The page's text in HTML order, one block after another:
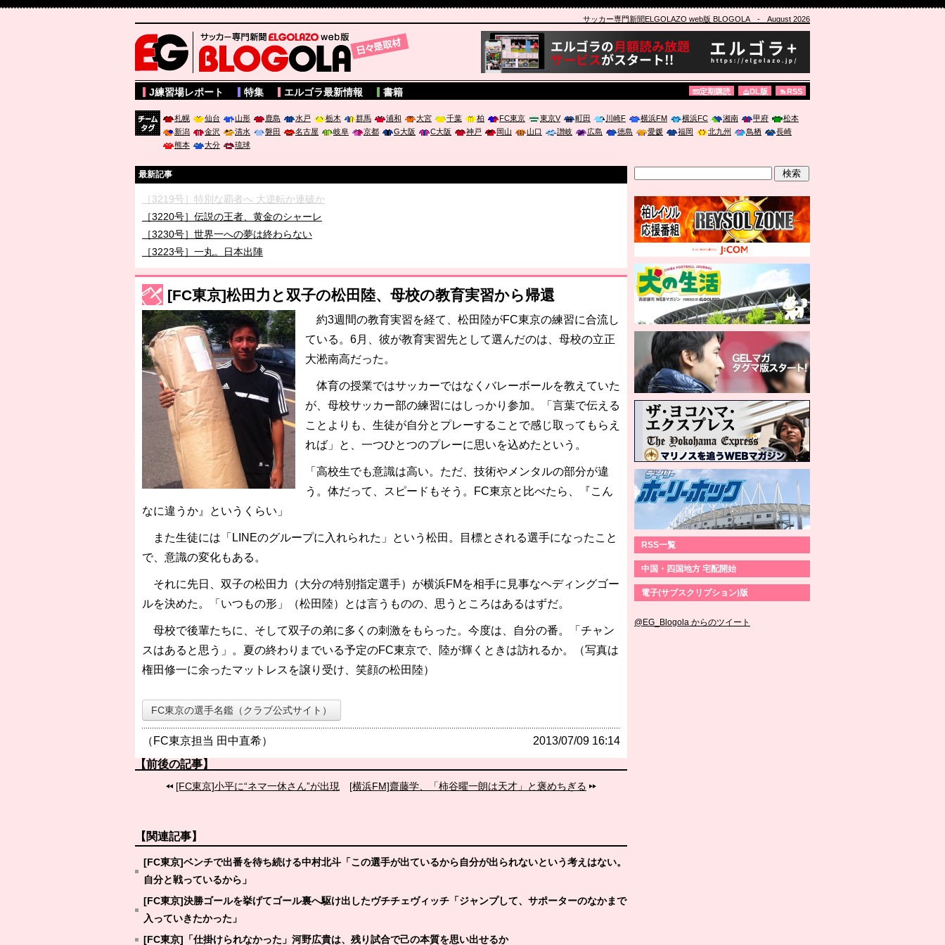
サッカー専門新聞ELGOLAZO web版 BLOGOLA- August 2026
サッカー専門新聞ELGOLAZO web版 BLOGOLA
J練習場レポート 特集 エルゴラ最新情報 書籍 定期購読 DL版 RSS
札幌 仙台 山形 鹿島 水戸 栃木 群馬 浦和 大宮 千葉 柏 FC東京 東京V 町田 川崎F 横浜FM 横浜FC 湘南 甲府
松本
新潟
金沢 清水 磐田 名古屋 岐阜 京都 G大阪 C大阪 神戸 岡山 山口 讃岐 広島 徳島 愛媛 福岡 北九州 鳥栖
長崎
熊本
大分 琉球
最新記事
［3219号］特別な覇者へ 大逆転か連破か
［3220号］伝説の王者、黄金のシャーレ
［3230号］世界一への夢は終わらない
［3223号］一丸。日本出陣
［3222号］史上最大のW杯開幕 注目は「個」
長谷川 アーリアジャスールさんがシンポジウム「気候変動から命を守る ～エネルギー危機時代の猛暑対策～」に登壇
[FC東京]松田力と双子の松田陸、母校の教育実習から帰還
約3週間の教育実習を経て、松田陸がFC東京の練習に合流し
ている。6月、彼が教育実習先として選んだのは、母校の立正
大淞南高だった。
体育の授業ではサッカーではなくバレーボールを教えていた
が、母校サッカー部の練習にはしっかり参加。「言葉で伝える
ことよりも、生徒が自分とプレーすることで感じ取ってもらえ
れば」と、一つひとつのプレーに思いを込めたという。
「高校生でも意識は高い。ただ、技術やメンタルの部分が違
う。体だって、スピードもそう。FC東京と比べたら、『こん
なに違うか』というくらい」
また生徒には「LINEのグループに入れられた」という松田。目標とされる選手になったこと
で、意識の変化もある。
それに先日、双子の松田力（大分の特別指定選手）が横浜FMを相手に見事なヘディングゴー
ルを決めた。「いつもの形」（松田陸）とは言うものの、思うところはあるはずだ。
母校で後輩たちに、そして双子の弟に多くの刺激をもらった。今度は、自分の番。「チャン
スはあると思う」。夏の終わりまでいる予定のFC東京で、陸が輝くときは訪れるか。（写真は
権田修一に余ったマットレスを譲り受け、笑顔の松田陸）
FC東京の選手名鑑（クラブ公式サイト）
（FC東京担当 田中直希） 2013/07/09 16:14
【前後の記事】
[FC東京]小平に“ネマ一休さん”が出現 [横浜FM]齋藤学、「柿谷曜一朗は天才」と褒めちぎる
【関連記事】
[FC東京]ベンチで出番を待ち続ける中村北斗「この選手が出ているから自分が出られないという考えはない。
自分と戦っているから」
[FC東京]決勝ゴールを挙げてゴール裏へ駆け出したヴチチェヴィッチ「ジャンプして、サポーターのなかまで
入っていきたかった」
[FC東京]「仕掛けられなかった」河野広貴は、残り試合で己の本質を思い出せるか
RSS一覧
中国・四国地方 宅配開始
電子(サブスクリプション)版
@EG_Blogola からのツイート